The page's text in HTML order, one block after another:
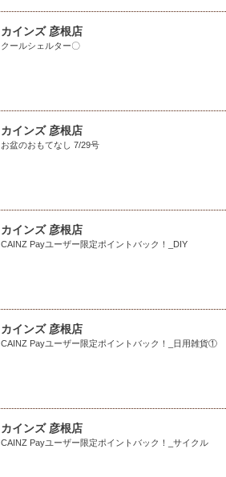
カインズ 彦根店
クールシェルター〇
カインズ 彦根店
お盆のおもてなし 7/29号
カインズ 彦根店
CAINZ Payユーザー限定ポイントバック！_DIY
カインズ 彦根店
CAINZ Payユーザー限定ポイントバック！_日用雑貨①
カインズ 彦根店
CAINZ Payユーザー限定ポイントバック！_サイクル